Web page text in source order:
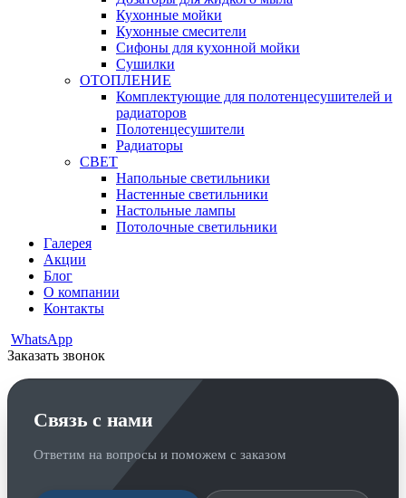
Кухонные мойки
Кухонные смесители
Сифоны для кухонной мойки
Сушилки
ОТОПЛЕНИЕ
Комплектующие для полотенцесушителей и
радиаторов
Полотенцесушители
Радиаторы
СВЕТ
Напольные светильники
Настенные светильники
Настольные лампы
Потолочные светильники
Галерея
Акции
Блог
О компании
Контакты
WhatsApp
Заказать звонок
Связь с нами
Ответим на вопросы и поможем с заказом